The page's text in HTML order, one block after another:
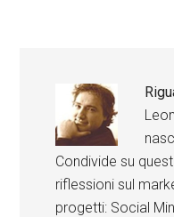
Condivide su
riflessioni sul
progetti: Social